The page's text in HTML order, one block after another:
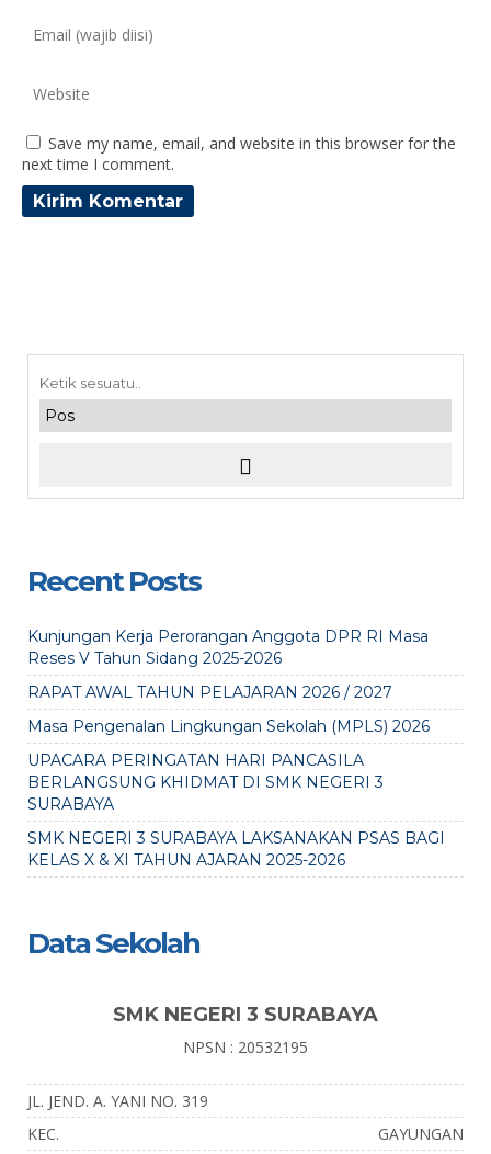
Save my name, email, and website in this browser for the
next time I comment.
Recent Posts
Kunjungan Kerja Perorangan Anggota DPR RI Masa
Reses V Tahun Sidang 2025-2026
RAPAT AWAL TAHUN PELAJARAN 2026 / 2027
Masa Pengenalan Lingkungan Sekolah (MPLS) 2026
UPACARA PERINGATAN HARI PANCASILA
BERLANGSUNG KHIDMAT DI SMK NEGERI 3
SURABAYA
SMK NEGERI 3 SURABAYA LAKSANAKAN PSAS BAGI
KELAS X & XI TAHUN AJARAN 2025-2026
Data Sekolah
SMK NEGERI 3 SURABAYA
NPSN : 20532195
JL. JEND. A. YANI NO. 319
KEC.
GAYUNGAN